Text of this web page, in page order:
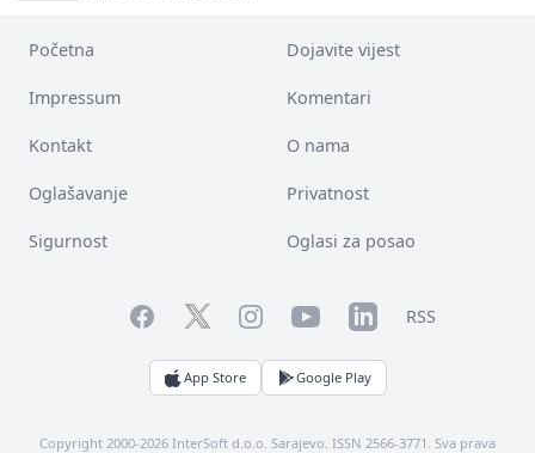
Početna Dojavite vijest
Impressum Komentari
Kontakt O nama
Oglašavanje Privatnost
Sigurnost Oglasi za posao
FacebookTwitterInstagramYouTubeLinkedInRSS
App Store Google Play
Copyright 2000-2026 InterSoft d.o.o. Sarajevo. ISSN 2566-3771. Sva prava